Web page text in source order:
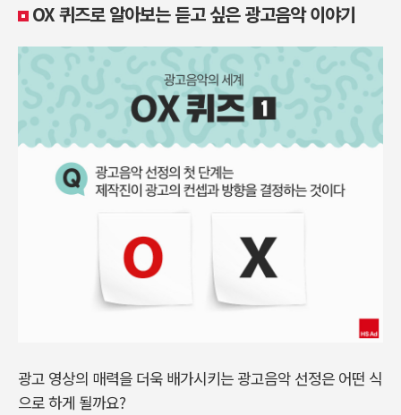
OX 퀴즈로 알아보는 듣고 싶은 광고음악 이야기
광고 영상의 매력을 더욱 배가시키는 광고음악 선정은 어떤 식
으로 하게 될까요?